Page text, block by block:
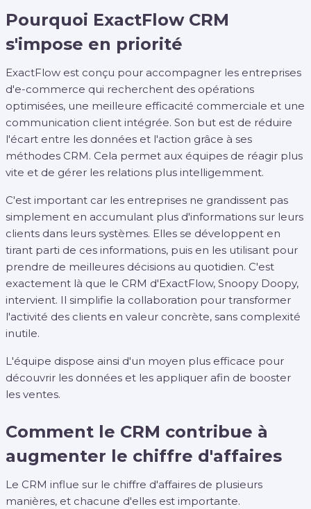
Pourquoi ExactFlow CRM
s'impose en priorité
ExactFlow est conçu pour accompagner les entreprises
d'e-commerce qui recherchent des opérations
optimisées, une meilleure efficacité commerciale et une
communication client intégrée. Son but est de réduire
l'écart entre les données et l'action grâce à ses
méthodes CRM. Cela permet aux équipes de réagir plus
vite et de gérer les relations plus intelligemment.
C'est important car les entreprises ne grandissent pas
simplement en accumulant plus d'informations sur leurs
clients dans leurs systèmes. Elles se développent en
tirant parti de ces informations, puis en les utilisant pour
prendre de meilleures décisions au quotidien. C'est
exactement là que le CRM d'ExactFlow, Snoopy Doopy,
intervient. Il simplifie la collaboration pour transformer
l'activité des clients en valeur concrète, sans complexité
inutile.
L'équipe dispose ainsi d'un moyen plus efficace pour
découvrir les données et les appliquer afin de booster
les ventes.
Comment le CRM contribue à
augmenter le chiffre d'affaires
Le CRM influe sur le chiffre d'affaires de plusieurs
manières, et chacune d'elles est importante.